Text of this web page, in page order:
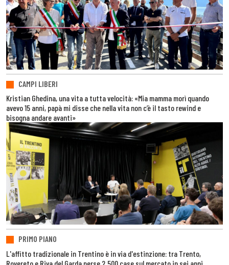
CAMPI LIBERI
Kristian Ghedina, una vita a tutta velocità: «Mia mamma morì quando
avevo 15 anni, papà mi disse che nella vita non c’è il tasto rewind e
bisogna andare avanti»
PRIMO PIANO
L'affitto tradizionale in Trentino è in via d'estinzione: tra Trento,